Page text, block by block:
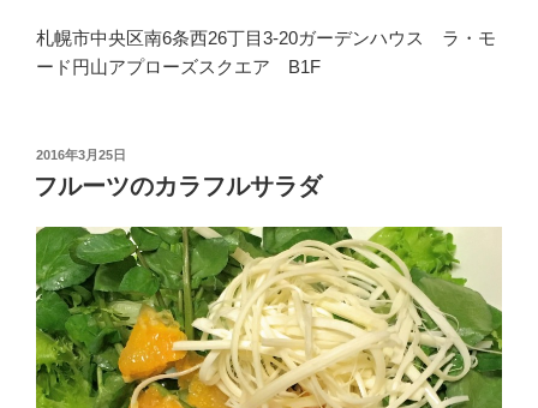
札幌市中央区南6条西26丁目3-20ガーデンハウス ラ・モ
ード円山アプローズスクエア B1F
投
稿
日:
2016年3月25日
フルーツのカラフルサラダ